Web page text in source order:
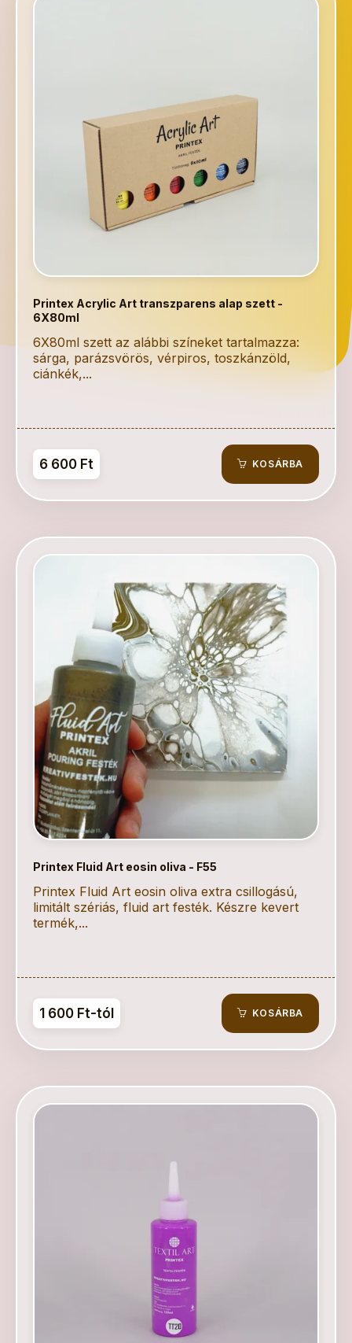
Printex Acrylic Art transzparens alap szett -
6X80ml
6X80ml szett az alábbi színeket tartalmazza:
sárga, parázsvörös, vérpiros, toszkánzöld,
ciánkék,...
6 600 Ft KOSÁRBA
Printex Fluid Art eosin oliva - F55
Printex Fluid Art eosin oliva extra csillogású,
limitált szériás, fluid art festék. Készre kevert
termék,...
1 600 Ft-tól KOSÁRBA